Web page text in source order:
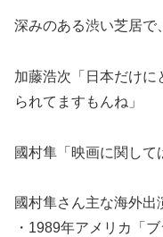
深みのある渋い芝居で
加藤浩次「日本だけに
られてますもんね」
國村隼「映画に関して
國村隼さん主な海外出
・1989年アメリカ「